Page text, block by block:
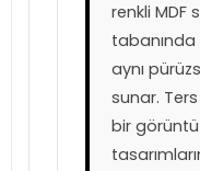
renkli MDF
tabanında
aynı
sunar.
bir